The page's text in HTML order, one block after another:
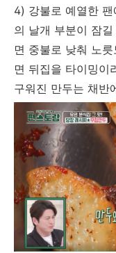
4) 강불로 예열한
의 날개 부분이 잠
면 중불로 낮춰 노
면 뒤집을 타이밍이
구워진 만두는 채반